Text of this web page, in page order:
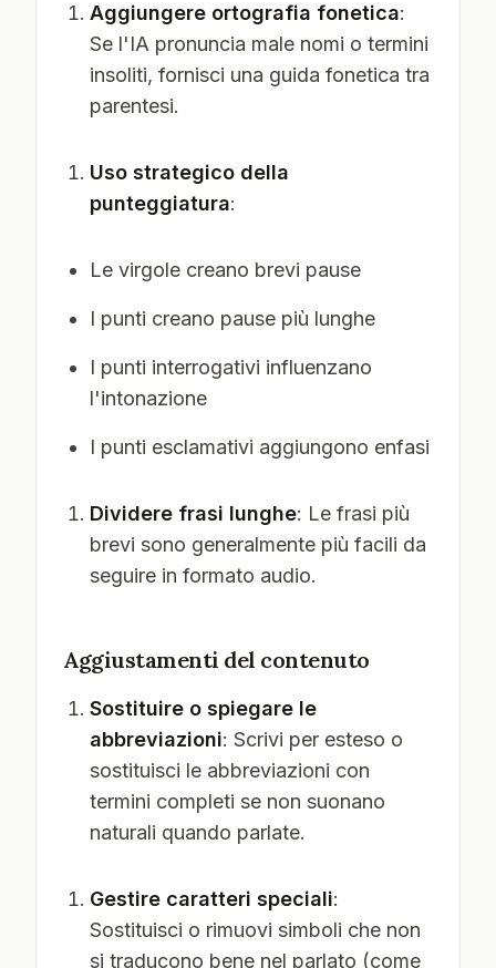
Aggiungere ortografia fonetica:
Se l'IA pronuncia male nomi o termini
insoliti, fornisci una guida fonetica tra
parentesi.
Uso strategico della
punteggiatura:
Le virgole creano brevi pause
I punti creano pause più lunghe
I punti interrogativi influenzano
l'intonazione
I punti esclamativi aggiungono enfasi
Dividere frasi lunghe: Le frasi più
brevi sono generalmente più facili da
seguire in formato audio.
Aggiustamenti del contenuto
Sostituire o spiegare le
abbreviazioni: Scrivi per esteso o
sostituisci le abbreviazioni con
termini completi se non suonano
naturali quando parlate.
Gestire caratteri speciali:
Sostituisci o rimuovi simboli che non
si traducono bene nel parlato (come